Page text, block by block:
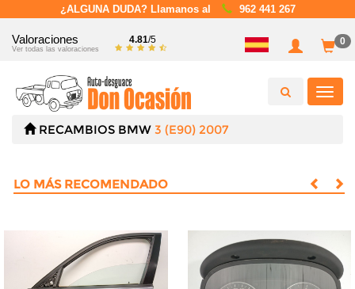
¿ALGUNA DUDA? Llamanos al 962 441 267
Valoraciones
Ver todas las valoraciones
4.81/5 0
RECAMBIOS BMW 3 (E90) 2007
LO MÁS RECOMENDADO